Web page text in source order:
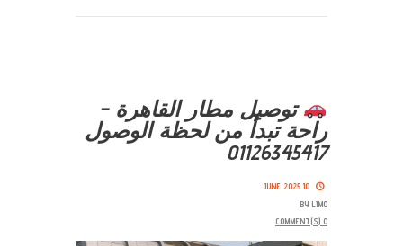
توصيل مطار القاهرة –
راحة تبدأ من لحظة الوصول
01126345417
10 JUNE 2025
BY LIMO
0